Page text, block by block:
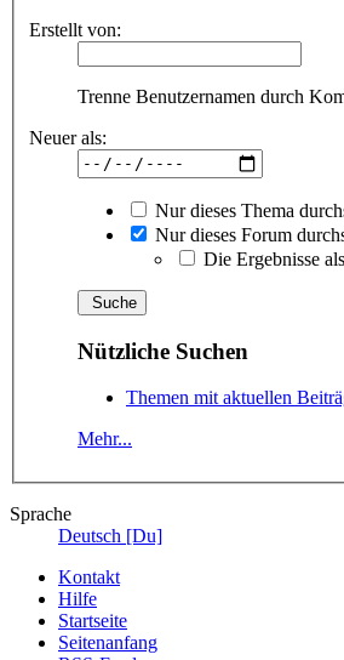
Erstellt von:
Trenne Benutzernamen durch
Neuer als:
Nur dieses Thema
Nur dieses Forum
Die Ergebnisse
Nützliche Suchen
Themen mit aktuellen
Mehr...
Sprache
Deutsch [Du]
Kontakt
Hilfe
Startseite
Seitenanfang